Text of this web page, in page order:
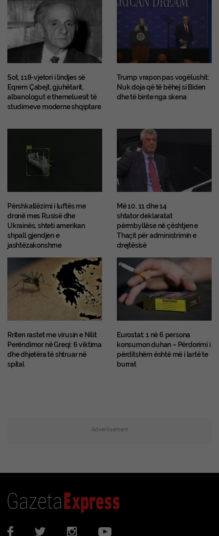
Sot, 118-vjetori i lindjes së
Eqrem Çabejt, gjuhëtarit,
albanologut e themeluesit të
studimeve moderne shqiptare
Trump vrapon pas vogëlushit:
Nuk doja që të bëhej si Biden
dhe të binte nga skena
Përshkallëzimi i luftës me
dronë mes Rusisë dhe
Ukrainës, shteti amerikan
shpall gjendjen e
jashtëzakonshme
Më 10, 11 dhe 14
shtator deklaratat
përmbyllëse në çështjen e
Thaçit për administrimin e
drejtësisë
Rriten rastet me virusin e Nilit
Perëndimor në Greqi: 6 viktima
dhe dhjetëra të shtruar në
spital
Eurostat: 1 në 6 persona
konsumon duhan – Përdorimi i
përditshëm është më i lartë te
burrat
Advertisement